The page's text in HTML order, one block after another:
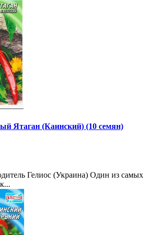
Ятаган (Каинский) (10 семян)
Гелиос (Украина) Один из самых